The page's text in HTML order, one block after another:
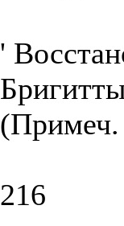
'
(Примеч.
216